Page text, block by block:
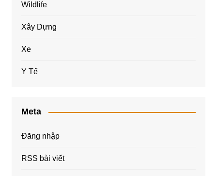
Wildlife
Xây Dựng
Xe
Y Tế
Meta
Đăng nhập
RSS bài viết